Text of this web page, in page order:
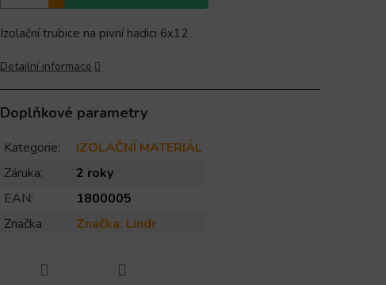
Izolační trubice na pivní hadici 6x12
Detailní informace
Doplňkové parametry
Kategorie:
IZOLAČNÍ MATERIÁL
Záruka:
2 roky
EAN:
1800005
Značka
Značka: Lindr